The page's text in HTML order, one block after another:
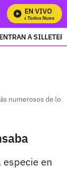
EN VIVO
Mira Todos Nuestros
A
numerosos de lo
especie en